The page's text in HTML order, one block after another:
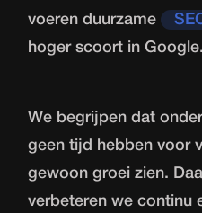
voeren duurzame
hoger scoort in Google.
We begrijpen dat
geen tijd hebben voor
gewoon groei zien.
verbeteren we continu